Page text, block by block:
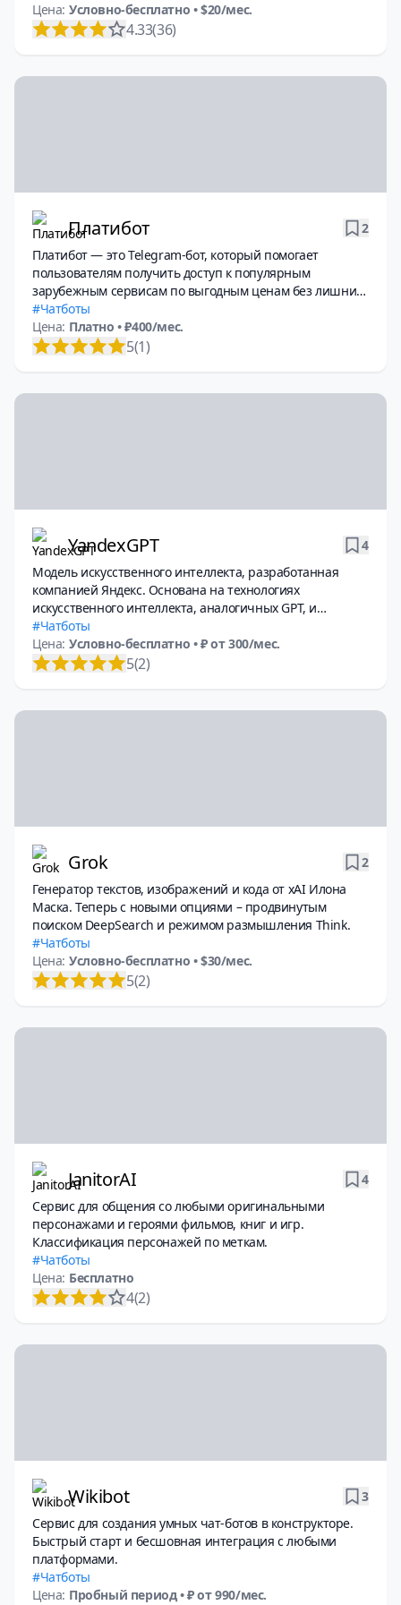
Цена: Условно-бесплатно • $20/мес.
4.33(36)
Платибот
2
Платибот — это Telegram-бот, который помогает
пользователям получить доступ к популярным
зарубежным сервисам по выгодным ценам без лишних
комиссий.
Чатботы
Цена: Платно• ₽400/мес.
5(1)
YandexGPT
4
Модель искусственного интеллекта, разработанная
компанией Яндекс. Основана на технологиях
искусственного интеллекта, аналогичных GPT, и
используется в сервисах Yandex, таких как Алиса, поиск
и другие. Модель способна понимать контекст,
поддерживать диалог и генерировать тексты на
Чатботы
Цена: Условно-бесплатно • ₽ от 300/мес.
5(2)
Grok
2
Генератор текстов, изображений и кода от xAI Илона
Маска. Теперь с новыми опциями – продвинутым
поиском DeepSearch и режимом размышления Think.
Чатботы
Цена: Условно-бесплатно • $30/мес.
5(2)
JanitorAI
4
Сервис для общения со любыми оригинальными
персонажами и героями фильмов, книг и игр.
Классификация персонажей по меткам.
Чатботы
Цена: Бесплатно
4(2)
Wikibot
3
Сервис для создания умных чат-ботов в конструкторе.
Быстрый старт и бесшовная интеграция с любыми
платформами.
Чатботы
Цена: Пробный период• ₽ от 990/мес.